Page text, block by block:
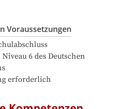
Voraussetzungen
6 des Deutschen
erforderlich